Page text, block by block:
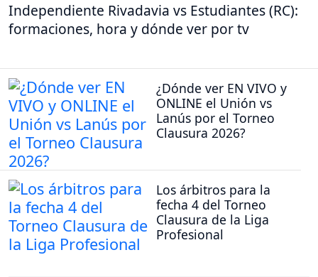
Independiente Rivadavia vs Estudiantes (RC):
formaciones, hora y dónde ver por tv
¿Dónde ver EN VIVO y
ONLINE el Unión vs
Lanús por el Torneo
Clausura 2026?
Los árbitros para la
fecha 4 del Torneo
Clausura de la Liga
Profesional